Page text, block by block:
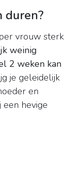
duren?
vrouw sterk
weinig
2 weken kan
je geleidelijk
en
hevige